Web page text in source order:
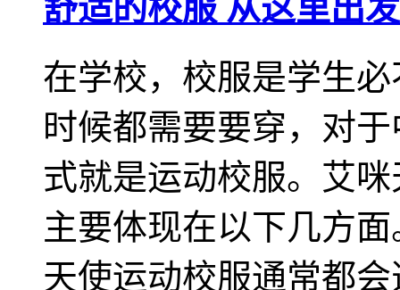
舒适的校服 从这里出发
在学校，校服是学生
时候都需要要穿，对
式就是运动校服。艾
主要体现在以下几方
天使运动校服通常都